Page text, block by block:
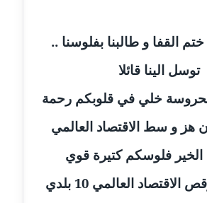
النادي
صلاح
عماد
القفا و طالبنا بفلوسنا ..
توسل الينا قائلا
محروسة خلي في قلوبكم رحمة
هز و سط الاقتصاد العالمي
الخير فلوسكم كتيرة قوي
العالمي 10 بلدي